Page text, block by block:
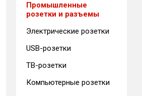
Промышленные
розетки и разъемы
Электрические розетки
USB-розетки
ТВ-розетки
Компьютерные розетки